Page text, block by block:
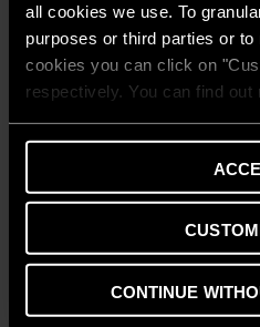
all cookies we use. To
purposes or third parties or
cookies you can click on
respectively. You can find
CONTINUE
ŻYCIE DOMOWE
Idealna wilgotność i
pomieszczeniach
CZYTAJ